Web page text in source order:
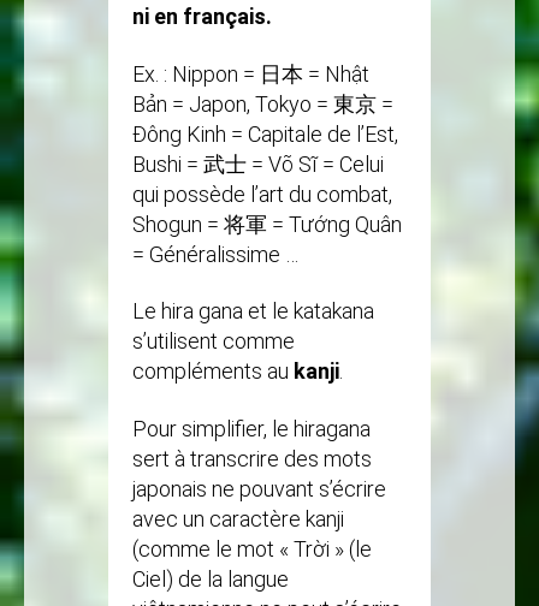
ni en français.
Ex. : Nippon = 日本 = Nhật
Bản = Japon, Tokyo = 東京 =
Đông Kinh = Capitale de l’Est,
Bushi = 武士 = Võ Sĩ = Celui
qui possède l’art du combat,
Shogun = 将軍 = Tướng Quân
= Généralissime …
Le hira gana et le katakana
s’utilisent comme
compléments au kanji
Pour simplifier, le hiragana
sert à transcrire des mots
japonais ne pouvant s’écrire
avec un caractère kanji
(comme le mot « Trời » (le
Ciel) de la langue